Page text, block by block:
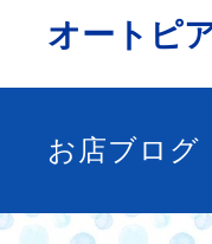
オートピ
お店ブログ